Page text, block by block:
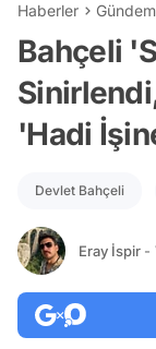
Haberler Gündem
Bahçeli
'Hadi
Devlet Bahçeli
Eray İspir -